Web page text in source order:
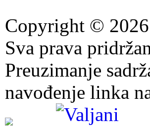
Copyright © 2026
Sva prava
Preuzimanje
navođenje linka